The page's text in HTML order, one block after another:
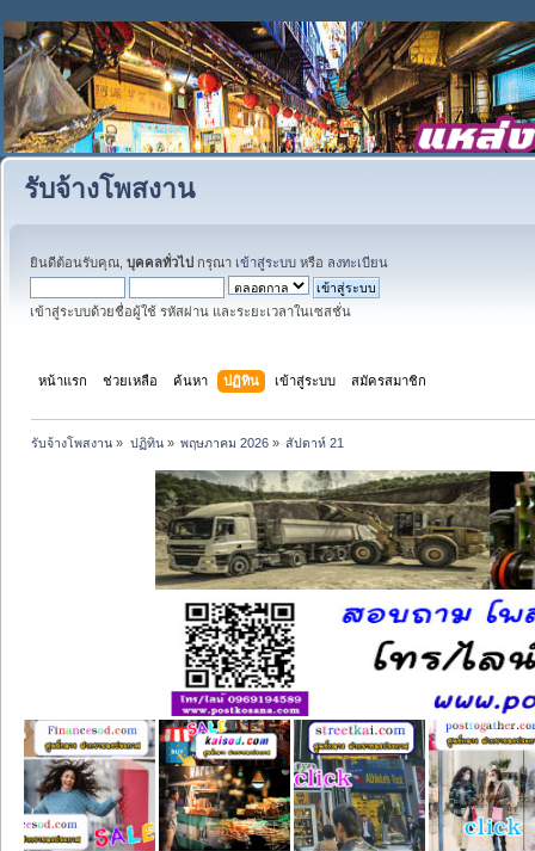
รับจ้างโพสงาน
ยินดีต้อนรับคุณ, บุคคลทั่วไป กรุณา เข้าสู่ระบบ หรือ ลงทะเบียน
เข้าสู่ระบบด้วยชื่อผู้ใช้ รหัสผ่าน และระยะเวลาในเซสชั่น
หน้าแรก ช่วยเหลือ ค้นหา ปฏิทิน เข้าสู่ระบบ สมัครสมาชิก
รับจ้างโพสงาน » ปฏิทิน» พฤษภาคม 2026» สัปดาห์ 21